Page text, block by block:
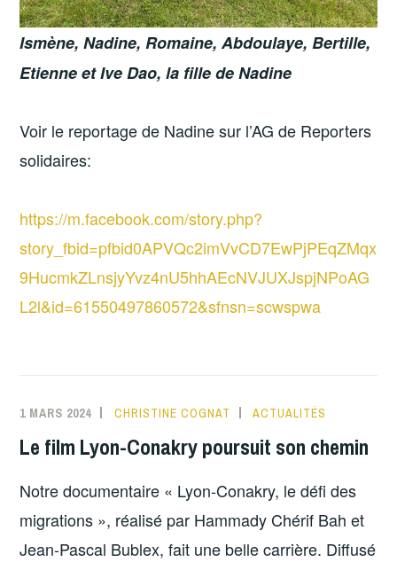
Ismène, Nadine, Romaine, Abdoulaye, Bertille,
Etienne et Ive Dao, la fille de Nadine
Voir le reportage de Nadine sur l’AG de Reporters
solidaires:
https://m.facebook.com/story.php?
story_fbid=pfbid0APVQc2imVvCD7EwPjPEqZMqx
9HucmkZLnsjyYvz4nU5hhAEcNVJUXJspjNPoAG
L2l&id=61550497860572&sfnsn=scwspwa
1 MARS 2024 CHRISTINE COGNAT ACTUALITÉS
Le film Lyon-Conakry poursuit son chemin
Notre documentaire « Lyon-Conakry, le défi des
migrations », réalisé par Hammady Chérif Bah et
Jean-Pascal Bublex, fait une belle carrière. Diffusé